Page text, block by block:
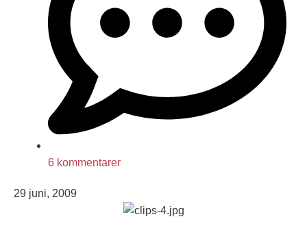
6 kommentarer
29 juni, 2009